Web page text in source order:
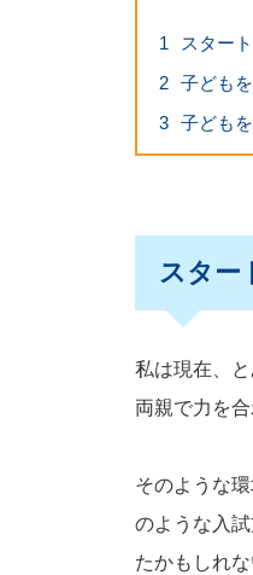
1
スター
2
子ども
3
子ども
スター
私は現在、
両親で力を
そのような
のような入
たかもしれ